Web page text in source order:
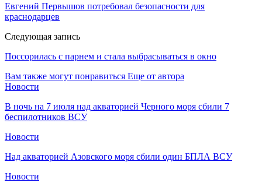
Евгений Первышов потребовал безопасности для
краснодарцев
Следующая запись
Поссорилась с парнем и стала выбрасываться в окно
Вам также могут понравиться Еще от автора
Новости
В ночь на 7 июля над акваторией Черного моря сбили 7
беспилотников ВСУ
Новости
Над акваторией Азовского моря сбили один БПЛА ВСУ
Новости